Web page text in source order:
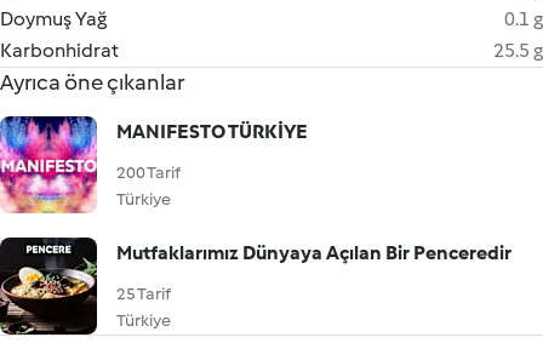
Doymuş Yağ
0.1 g
Karbonhidrat
25.5 g
Ayrıca öne çıkanlar
MANIFESTO TÜRKİYE
200 Tarif
Türkiye
Mutfaklarımız Dünyaya Açılan Bir Penceredir
25 Tarif
Türkiye